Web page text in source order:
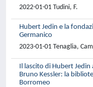
2022-01-01 Tudini, F.
Hubert Jedin e la
Germanico
2023-01-01 Tenaglia,
Il lascito di Hubert
Bruno Kessler: la
Borromeo